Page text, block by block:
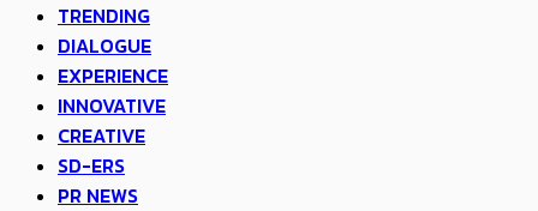
TRENDING
DIALOGUE
EXPERIENCE
INNOVATIVE
CREATIVE
SD-ERS
PR NEWS